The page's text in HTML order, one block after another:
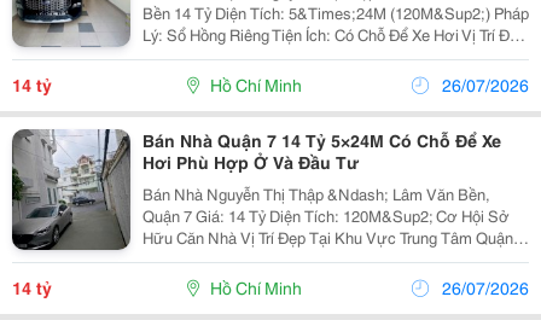
Bền 14 Tỷ Diện Tích: 5&Times;24M (120M&Sup2;) Pháp
Lý: Sổ Hồng Riêng Tiện Ích: Có Chỗ Để Xe Hơi Vị Trí Đắc
Địa: Nhà Nằm Tại Khu Vực Nguyễn Thị Thập &Ndash;
14 tỷ Hồ Chí Minh 26/07/2026
Bán Nhà Quận 7 14 Tỷ 5×24M Có Chỗ Để Xe
Hơi Phù Hợp Ở Và Đầu Tư
Bán Nhà Nguyễn Thị Thập &Ndash; Lâm Văn Bền,
Quận 7 Giá: 14 Tỷ Diện Tích: 120M&Sup2; Cơ Hội Sở
Hữu Căn Nhà Vị Trí Đẹp Tại Khu Vực Trung Tâm Quận
7, Thuận Tiện An Cư Kết Hợp Kinh Doanh Hoặc Đầu Tư
Lâu Dài. ✨ Thông Tin Nổi Bật: Diện Tích Rộng...
14 tỷ Hồ Chí Minh 26/07/2026